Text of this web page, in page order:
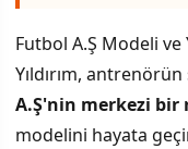
Futbol A.Ş Modeli ve
Yıldırım,
A.Ş'nin merkezi bir
modelini hayata